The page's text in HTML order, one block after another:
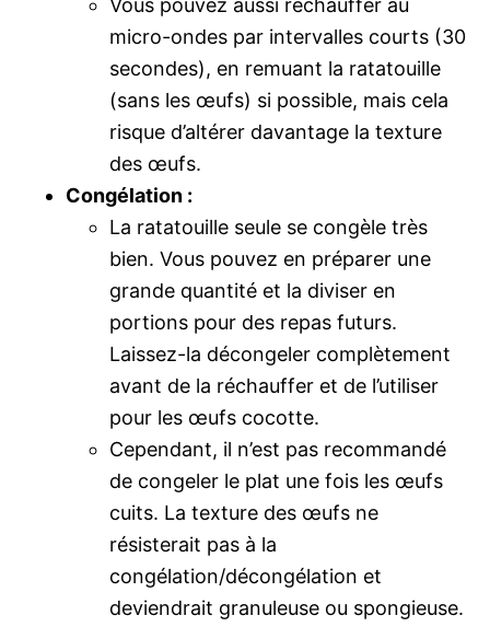
Vous pouvez aussi réchauffer au
micro-ondes par intervalles courts (30
secondes), en remuant la ratatouille
(sans les œufs) si possible, mais cela
risque d’altérer davantage la texture
des œufs.
Congélation :
La ratatouille seule se congèle très
bien. Vous pouvez en préparer une
grande quantité et la diviser en
portions pour des repas futurs.
Laissez-la décongeler complètement
avant de la réchauffer et de l’utiliser
pour les œufs cocotte.
Cependant, il n’est pas recommandé
de congeler le plat une fois les œufs
cuits. La texture des œufs ne
résisterait pas à la
congélation/décongélation et
deviendrait granuleuse ou spongieuse.